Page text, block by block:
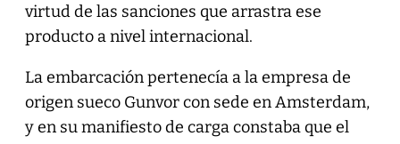
virtud de las sanciones que arrastra ese
producto a nivel internacional.
La embarcación pertenecía a la empresa de
origen sueco Gunvor con sede en Amsterdam,
y en su manifiesto de carga constaba que el